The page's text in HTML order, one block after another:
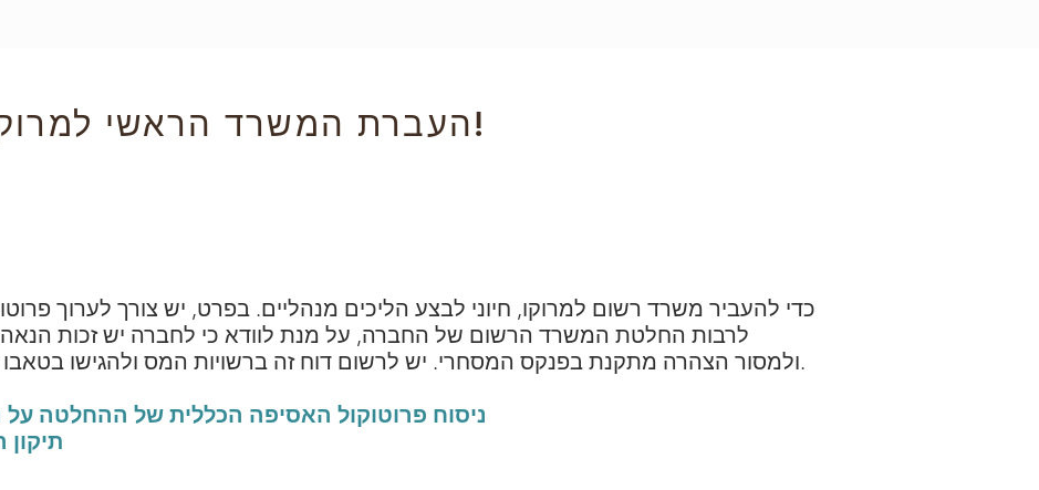
העברת המשרד הראשי למרוקו: כל השלבים!
כדי להעביר משרד רשום למרוקו, חיוני לבצע הליכים מנהליים. בפרט, יש צורך לערוך
לרבות החלטת המשרד הרשום של החברה, על מנת לוודא כי לחברה יש זכות
ולמסור הצהרה מתקנת בפנקס המסחרי. יש לרשום דוח זה ברשויות המס ולהגישו בטאבו של בית המשפט למסחר.
ניסוח פרוטוקול האסיפה הכללית של ההחלטה